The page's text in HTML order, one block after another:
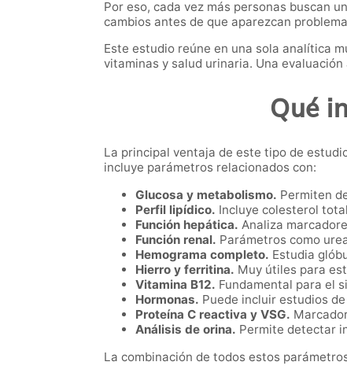
Por eso, cada vez más personas buscan un
cambios antes de que aparezcan
Este estudio reúne en una sola analítica
vitaminas y salud urinaria. Una
Qué
La principal ventaja de este tipo de
incluye parámetros relacionados con:
Glucosa y metabolismo. Permiten
Perfil lipídico. Incluye colesterol
Función hepática. Analiza
Función renal. Parámetros como
Hemograma completo. Estudia
Hierro y ferritina. Muy útiles para
Vitamina B12. Fundamental para el
Hormonas. Puede incluir estudios
Proteína C reactiva y VSG.
Análisis de orina. Permite detectar
La combinación de todos estos